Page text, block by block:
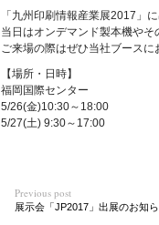
「九州印刷情報産業展2017」
当日はオンデマンド製本機や
ご来場の際はぜひ当社ブースに
【場所・日時】
福岡国際センター
5/26(金)10:30～18:00
5/27(土) 9:30～17:00
Previous post
展示会「JP2017」出展のお知